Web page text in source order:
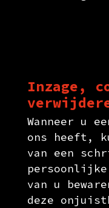
Inzage,
Wanneer u
ons heeft,
van een
van u
deze